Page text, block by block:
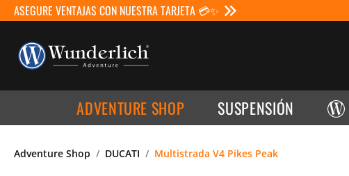
ASEGURE VENTAJAS CON NUESTRA TARJETA 💳✨
ADVENTURE SHOP SUSPENSIÓN
Adventure Shop DUCATI Multistrada V4 Pikes Peak